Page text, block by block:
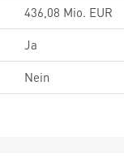
436,08 Mio. EUR
Ja
Nein